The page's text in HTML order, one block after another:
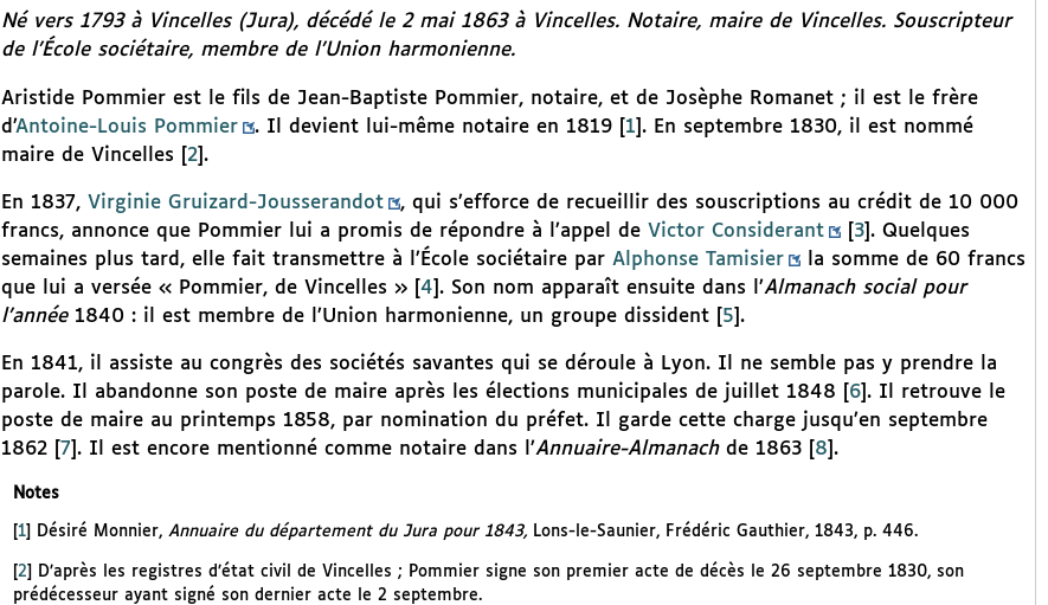
Né vers 1793 à Vincelles (Jura), décédé le 2 mai 1863 à Vincelles. Notaire, maire de Vincelles. Souscripteur
de l’École sociétaire, membre de l’Union harmonienne.
Aristide Pommier est le fils de Jean-Baptiste Pommier, notaire, et de Josèphe Romanet ; il est le frère
d’Antoine-Louis Pommier . Il devient lui-même notaire en 1819[ 1 . En septembre 1830, il est nommé
maire de Vincelles
2] .
En 1837, Virginie Gruizard-Jousserandot
, qui s’efforce de recueillir des souscriptions au crédit de 10 000
francs, annonce que Pommier lui a promis de répondre à l’appel de Victor Considerant [ 3] . Quelques
semaines plus tard, elle fait transmettre à l’École sociétaire par Alphonse Tamisier
la somme de 60 francs
que lui a versée « Pommier, de Vincelles »[ 4 . Son nom apparaît ensuite dans l’Almanach social pour
l’année 1840 : il est membre de l’Union harmonienne, un groupe dissident[ 5 .
En 1841, il assiste au congrès des sociétés savantes qui se déroule à Lyon. Il ne semble pas y prendre la
parole. Il abandonne son poste de maire après les élections municipales de juillet 1848
6] . Il retrouve le
poste de maire au printemps 1858, par nomination du préfet. Il garde cette charge jusqu’en septembre
1862[ 7 . Il est encore mentionné comme notaire dans l’Annuaire-Almanach de 1863[ 8 .
Notes
1] Désiré Monnier, Annuaire du département du Jura pour 1843, Lons-le-Saunier, Frédéric Gauthier, 1843, p. 446.
[2]
D’après les registres d’état civil de Vincelles ; Pommier signe son premier acte de décès le 26 septembre 1830, son
prédécesseur ayant signé son dernier acte le 2 septembre.